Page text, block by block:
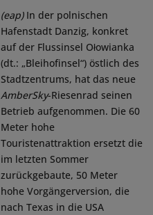
(eap)In der polnischen
Hafenstadt Danzig, konkret
auf der Flussinsel Ołowianka
(dt.: „Bleihofinsel“) östlich des
Stadtzentrums, hat das neue
AmberSky-Riesenrad seinen
Betrieb aufgenommen. Die 60
Meter hohe
Touristenattraktion ersetzt die
im letzten Sommer
zurückgebaute, 50 Meter
hohe Vorgängerversion, die
nach Texas in die USA